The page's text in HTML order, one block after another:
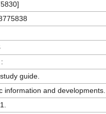
guide.
information and developments.